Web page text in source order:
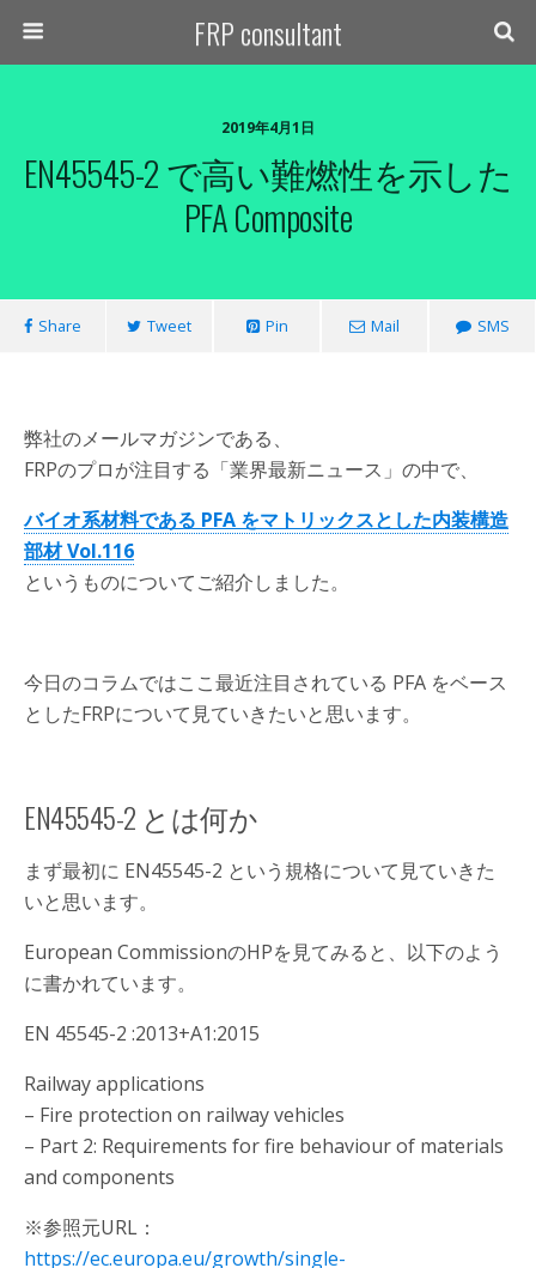
FRP consultant
2019年4月1日
EN45545-2 で高い難燃性を示した
PFA Composite
Share Tweet Pin Mail SMS
弊社のメールマガジンである、
FRPのプロが注目する「業界最新ニュース」の中で、
バイオ系材料である PFA をマトリックスとした内装構造
部材 Vol.116
というものについてご紹介しました。
今日のコラムではここ最近注目されている PFA をベース
としたFRPについて見ていきたいと思います。
EN45545-2 とは何か
まず最初に EN45545-2 という規格について見ていきた
いと思います。
European CommissionのHPを見てみると、以下のよう
に書かれています。
EN 45545-2 :2013+A1:2015
Railway applications
– Fire protection on railway vehicles
– Part 2: Requirements for fire behaviour of materials
and components
※参照元URL：
https://ec.europa.eu/growth/single-